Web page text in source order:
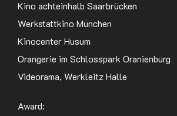
Kino achteinhalb Saarbrücken
Werkstattkino München
Kinocenter Husum
Orangerie im Schlosspark Oranienburg
Videorama, Werkleitz Halle
Award: